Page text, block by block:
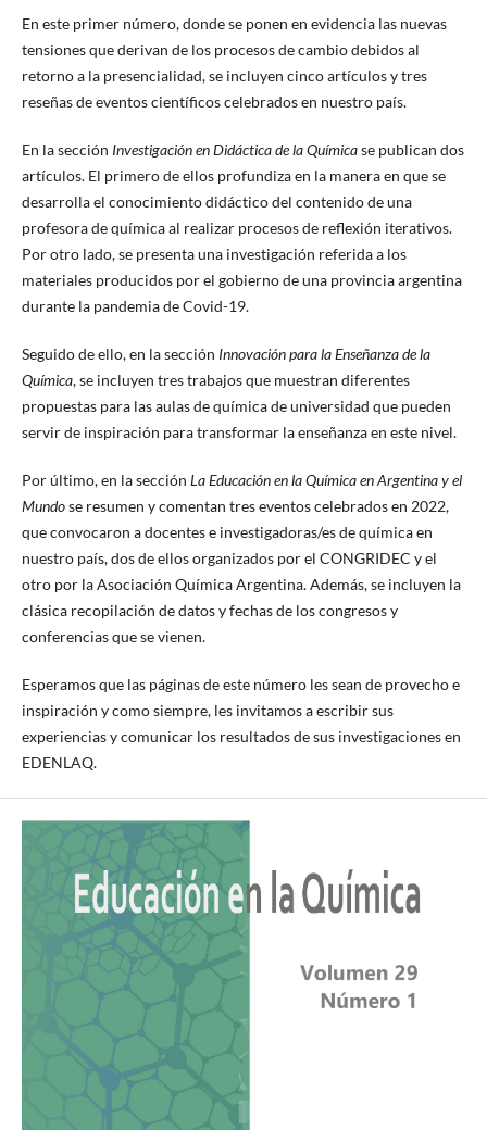
En este primer número, donde se ponen en evidencia las nuevas
tensiones que derivan de los procesos de cambio debidos al
retorno a la presencialidad, se incluyen cinco artículos y tres
reseñas de eventos científicos celebrados en nuestro país.
En la sección Investigación en Didáctica de la Químicase publican dos
artículos. El primero de ellos profundiza en la manera en que se
desarrolla el conocimiento didáctico del contenido de una
profesora de química al realizar procesos de reflexión iterativos.
Por otro lado, se presenta una investigación referida a los
materiales producidos por el gobierno de una provincia argentina
durante la pandemia de Covid-19.
Seguido de ello, en la sección Innovación para la Enseñanza de la
Química, se incluyen tres trabajos que muestran diferentes
propuestas para las aulas de química de universidad que pueden
servir de inspiración para transformar la enseñanza en este nivel.
Por último, en la sección La Educación en la Química en Argentina y el
Mundose resumen y comentan tres eventos celebrados en 2022,
que convocaron a docentes e investigadoras/es de química en
nuestro país, dos de ellos organizados por el CONGRIDEC y el
otro por la Asociación Química Argentina. Además, se incluyen la
clásica recopilación de datos y fechas de los congresos y
conferencias que se vienen.
Esperamos que las páginas de este número les sean de provecho e
inspiración y como siempre, les invitamos a escribir sus
experiencias y comunicar los resultados de sus investigaciones en
EDENLAQ.